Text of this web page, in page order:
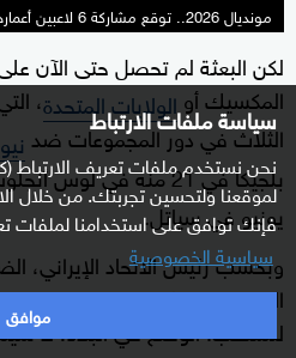
سياسة ملفات الارتباط
نحن نستخدم ملفات تعريف الارتباط
لموقعنا ولتحسين تجربتك. من خلال
فإنك توافق على استخدامنا لملفات
سياسية الخصوصية
موافق
مونديال 2026.. توقع مشاركة 6 لاعبين أعمارهم فوق الـ40 عاما
لكن البعثة لم تحصل حتى الآن
المكسيك أوالولايات المتحدة،
الثلاث في دور المجموعات ضد
بلجيكا في 21 منه في لوس أنجلوس، وأخيرا
يونيو في سياتل.
وبحسب رئيس الاتحاد الإيراني،
الثوري، فإن الحرب ضد إيران
للمنتخب. الوضع في البلاد، لا